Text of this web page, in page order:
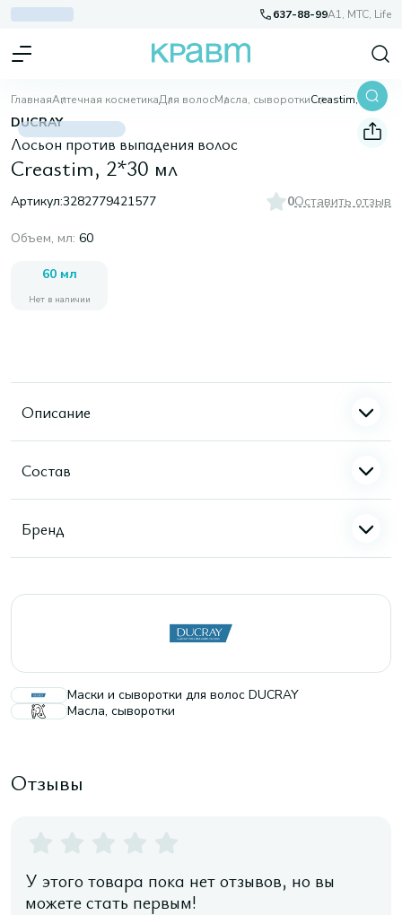
637-88-99A1, МТС, Life
ГлавнаяАптечная косметикаДля волосМасла, сыворотки Creastim, 2*30 мл
DUCRAY
Лосьон против выпадения волос
Creastim, 2*30 мл
Артикул:3282779421577 0Оставить отзыв
Объем, мл: 60
60 мл
Нет в наличии
Описание
Состав
Бренд
Маски и сыворотки для волос DUCRAY
Масла, сыворотки
Отзывы
У этого товара пока нет отзывов, но вы
можете стать первым!